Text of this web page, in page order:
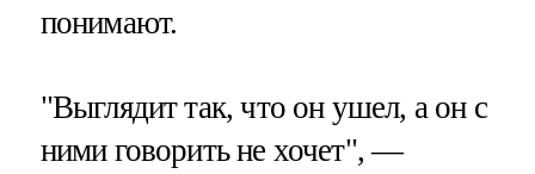
понимают.
"Выглядит так, что он ушел, а он с
ними говорить не хочет", —